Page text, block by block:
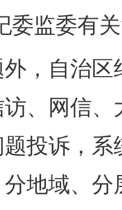
委监委有
自治区
、网信
投诉，
地域、